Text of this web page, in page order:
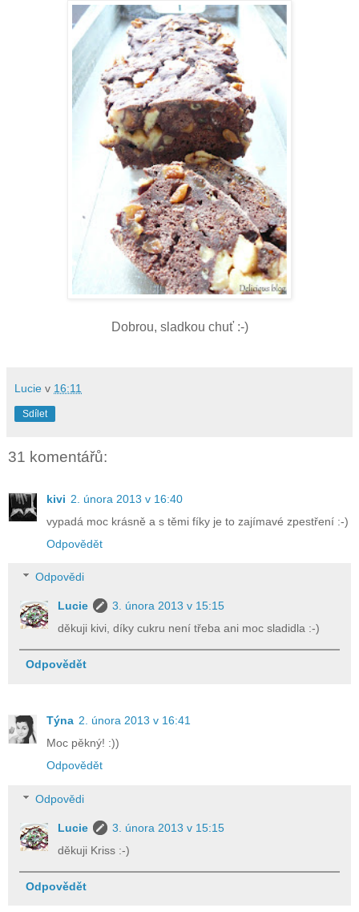
Dobrou, sladkou chuť :-)
Lucie v 16:11
Sdílet
31 komentářů:
kivi 2. února 2013 v 16:40
vypadá moc krásně a s těmi fíky je to zajímavé zpestření :-)
Odpovědět
Odpovědi
Lucie
3. února 2013 v 15:15
děkuji kivi, díky cukru není třeba ani moc sladidla :-)
Odpovědět
Týna 2. února 2013 v 16:41
Moc pěkný! :))
Odpovědět
Odpovědi
Lucie
3. února 2013 v 15:15
děkuji Kriss :-)
Odpovědět